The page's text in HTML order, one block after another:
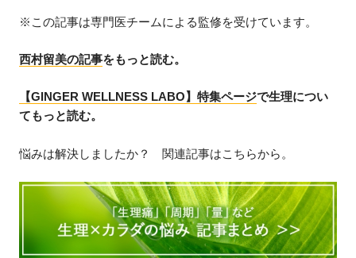
※この記事は専門医チームによる監修を受けています。
西村留美の記事をもっと読む。
【GINGER WELLNESS LABO】特集ページで生理につい
てもっと読む。
悩みは解決しましたか？ 関連記事はこちらから。